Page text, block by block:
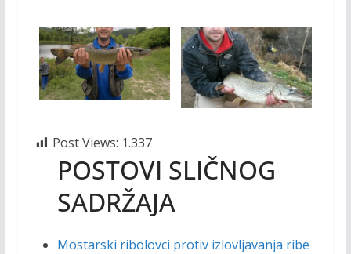
Post Views: 1.337
POSTOVI SLIČNOG
SADRŽAJA
Mostarski ribolovci protiv izlovljavanja ribe